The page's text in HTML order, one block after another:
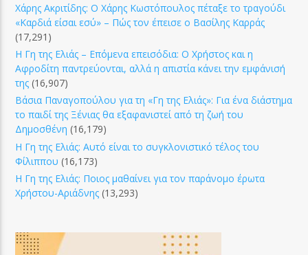
Χάρης Ακριτίδης: Ο Χάρης Κωστόπουλος πέταξε το τραγούδι
«Καρδιά είσαι εσύ» – Πώς τον έπεισε ο Βασίλης Καρράς
(17,291)
Η Γη της Ελιάς – Επόμενα επεισόδια: Ο Χρήστος και η
Αφροδίτη παντρεύονται, αλλά η απιστία κάνει την εμφάνισή
της (16,907)
Βάσια Παναγοπούλου για τη «Γη της Ελιάς»: Για ένα διάστημα
το παιδί της Ξένιας θα εξαφανιστεί από τη ζωή του
Δημοσθένη (16,179)
Η Γη της Ελιάς: Αυτό είναι το συγκλονιστικό τέλος του
Φίλιππου (16,173)
Η Γη της Ελιάς: Ποιος μαθαίνει για τον παράνομο έρωτα
Χρήστου-Αριάδνης (13,293)